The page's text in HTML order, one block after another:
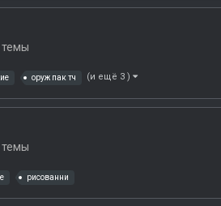
оруж пак тч (и ещё 3 )
рисованни